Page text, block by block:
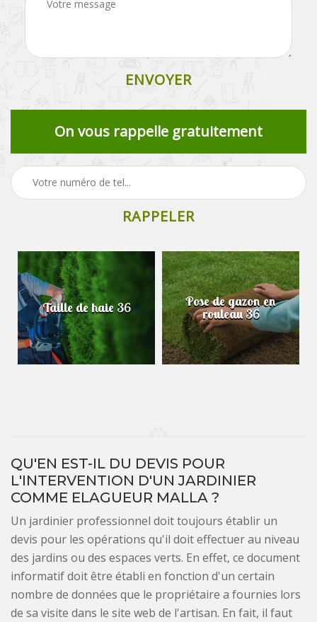
On vous rappelle gratuitement
Taille de haie 36 Pose de gazon en
rouleau 36
QU'EN EST-IL DU DEVIS POUR
L'INTERVENTION D'UN JARDINIER
COMME ELAGUEUR MALLA ?
Un jardinier professionnel doit toujours établir un
devis pour les opérations qu'il doit effectuer au niveau
des jardins ou des espaces verts. En effet, ce document
informatif doit être établi en fonction d'un certain
nombre de données que le propriétaire a fournies lors
de sa visite dans le site web de l'artisan. En fait, il faut